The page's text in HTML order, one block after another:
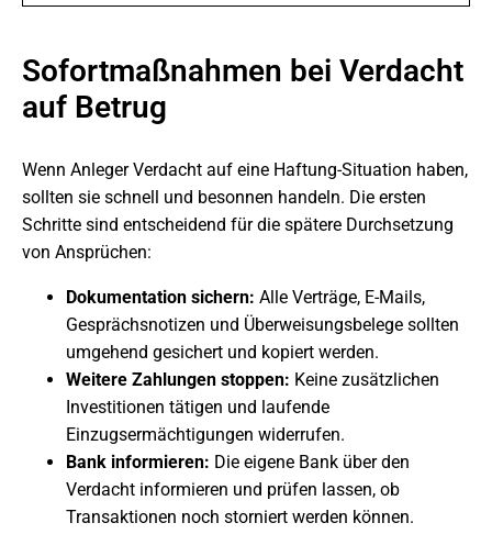
Sofortmaßnahmen bei Verdacht
auf Betrug
Wenn Anleger Verdacht auf eine Haftung-Situation haben,
sollten sie schnell und besonnen handeln. Die ersten
Schritte sind entscheidend für die spätere Durchsetzung
von Ansprüchen:
Dokumentation sichern: Alle Verträge, E-Mails,
Gesprächsnotizen und Überweisungsbelege sollten
umgehend gesichert und kopiert werden.
Weitere Zahlungen stoppen: Keine zusätzlichen
Investitionen tätigen und laufende
Einzugsermächtigungen widerrufen.
Bank informieren: Die eigene Bank über den
Verdacht informieren und prüfen lassen, ob
Transaktionen noch storniert werden können.